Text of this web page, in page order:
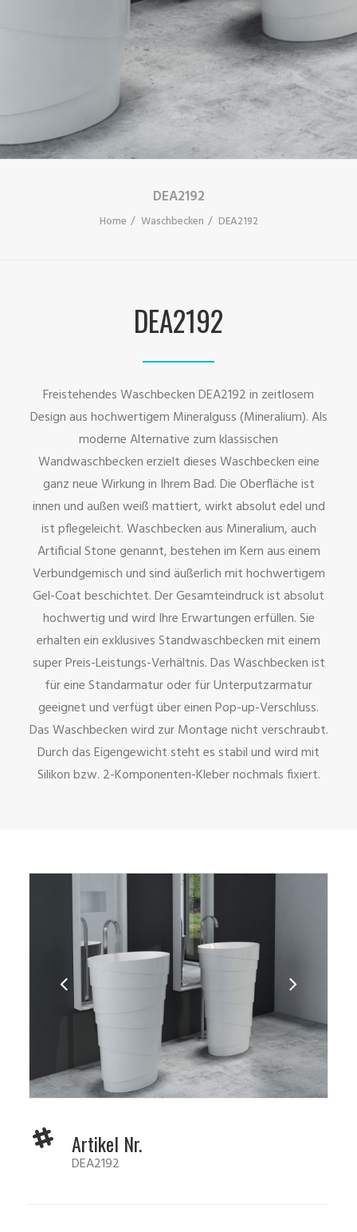
DEA2192
Home Waschbecken DEA2192
DEA2192
Freistehendes Waschbecken DEA2192 in zeitlosem
Design aus hochwertigem Mineralguss (Mineralium). Als
moderne Alternative zum klassischen
Wandwaschbecken erzielt dieses Waschbecken eine
ganz neue Wirkung in Ihrem Bad. Die Oberfläche ist
innen und außen weiß mattiert, wirkt absolut edel und
ist pflegeleicht. Waschbecken aus Mineralium, auch
Artificial Stone genannt, bestehen im Kern aus einem
Verbundgemisch und sind äußerlich mit hochwertigem
Gel-Coat beschichtet. Der Gesamteindruck ist absolut
hochwertig und wird Ihre Erwartungen erfüllen. Sie
erhalten ein exklusives Standwaschbecken mit einem
super Preis-Leistungs-Verhältnis. Das Waschbecken ist
für eine Standarmatur oder für Unterputzarmatur
geeignet und verfügt über einen Pop-up-Verschluss.
Das Waschbecken wird zur Montage nicht verschraubt.
Durch das Eigengewicht steht es stabil und wird mit
Silikon bzw. 2-Komponenten-Kleber nochmals fixiert.
Artikel Nr.
DEA2192